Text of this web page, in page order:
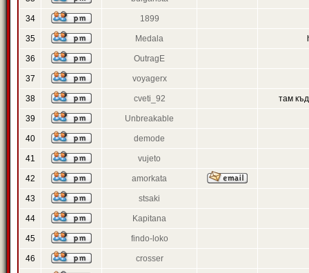
34 1899
35 Medala
36 OutragE
37 voyagerx
38 cveti_92 там
39 Unbreakable
40 demode
41 vujeto
42 amorkata
43 stsaki
44 Kapitana
45 findo-loko
46 crosser